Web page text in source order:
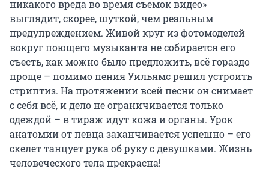
никакого вреда во время съемок видео»
выглядит, скорее, шуткой, чем реальным
предупреждением. Живой круг из фотомоделей
вокруг поющего музыканта не собирается его
съесть, как можно было предложить, всё гораздо
проще – помимо пения Уильямс решил устроить
стриптиз. На протяжении всей песни он снимает
с себя всё, и дело не ограничивается только
одеждой – в тираж идут кожа и органы. Урок
анатомии от певца заканчивается успешно – его
скелет танцует рука об руку с девушками. Жизнь
человеческого тела прекрасна!